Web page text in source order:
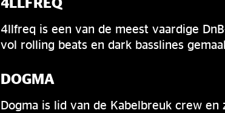
4llfreq is een van de meest vaardige
vol rolling beats en dark basslines
DOGMA
Dogma is lid van de Kabelbreuk crew